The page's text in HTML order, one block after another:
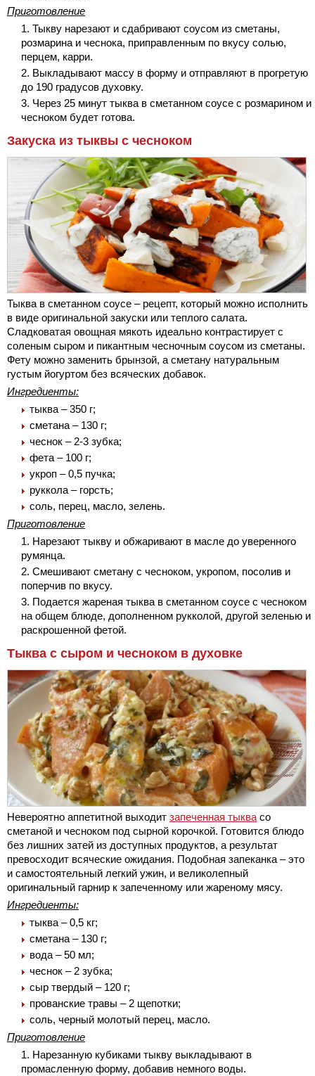
Приготовление
Тыкву нарезают и сдабривают соусом из сметаны,
розмарина и чеснока, приправленным по вкусу солью,
перцем, карри.
Выкладывают массу в форму и отправляют в прогретую
до 190 градусов духовку.
Через 25 минут тыква в сметанном соусе с розмарином и
чесноком будет готова.
Закуска из тыквы с чесноком
Тыква в сметанном соусе – рецепт, который можно исполнить
в виде оригинальной закуски или теплого салата.
Сладковатая овощная мякоть идеально контрастирует с
соленым сыром и пикантным чесночным соусом из сметаны.
Фету можно заменить брынзой, а сметану натуральным
густым йогуртом без всяческих добавок.
Ингредиенты:
тыква – 350 г;
сметана – 130 г;
чеснок – 2-3 зубка;
фета – 100 г;
укроп – 0,5 пучка;
руккола – горсть;
соль, перец, масло, зелень.
Приготовление
Нарезают тыкву и обжаривают в масле до уверенного
румянца.
Смешивают сметану с чесноком, укропом, посолив и
поперчив по вкусу.
Подается жареная тыква в сметанном соусе с чесноком
на общем блюде, дополненном рукколой, другой зеленью и
раскрошенной фетой.
Тыква с сыром и чесноком в духовке
Невероятно аппетитной выходит запеченная тыква со
сметаной и чесноком под сырной корочкой. Готовится блюдо
без лишних затей из доступных продуктов, а результат
превосходит всяческие ожидания. Подобная запеканка – это
и самостоятельный легкий ужин, и великолепный
оригинальный гарнир к запеченному или жареному мясу.
Ингредиенты:
тыква – 0,5 кг;
сметана – 130 г;
вода – 50 мл;
чеснок – 2 зубка;
сыр твердый – 120 г;
прованские травы – 2 щепотки;
соль, черный молотый перец, масло.
Приготовление
Нарезанную кубиками тыкву выкладывают в
промасленную форму, добавив немного воды.